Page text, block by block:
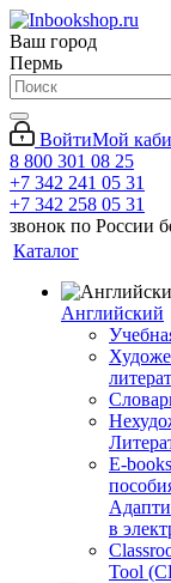
Ваш город
Пермь
ВойтиМой
8 800 301 08 25
+7 342 241 05 31
+7 342 258 05 31
звонок по России
Каталог
Английский
E-
в
Tool